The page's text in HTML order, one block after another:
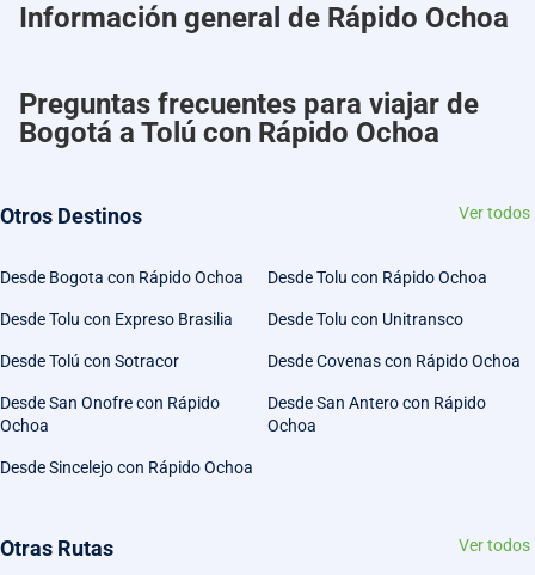
Información general de Rápido Ochoa
Preguntas frecuentes para viajar de
Bogotá a Tolú con Rápido Ochoa
Otros Destinos Ver todos
Desde Bogota con Rápido Ochoa Desde Tolu con Rápido Ochoa
Desde Tolu con Expreso Brasilia Desde Tolu con Unitransco
Desde Tolú con Sotracor Desde Covenas con Rápido Ochoa
Desde San Onofre con Rápido
Ochoa
Desde San Antero con Rápido
Ochoa
Desde Sincelejo con Rápido Ochoa
Otras Rutas Ver todos